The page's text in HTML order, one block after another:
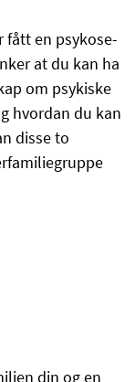
fått en psykose-
at du kan ha
om psykiske
hvordan du kan
disse to